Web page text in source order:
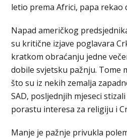
letio prema Africi, papa rekao
Napad američkog
su kritične izjave poglavara
kratkom obraćanju jedne
dobile svjetsku pažnju. Tome
što su iz nekih zemalja
SAD, posljednjih mjeseci
porastu interesa za religiju i
Manje je pažnje privukla